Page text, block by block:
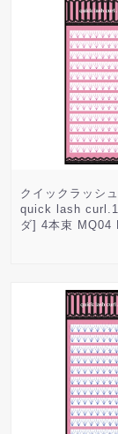
クイックラッシ
quick lash
ダ] 4本束 MQ04